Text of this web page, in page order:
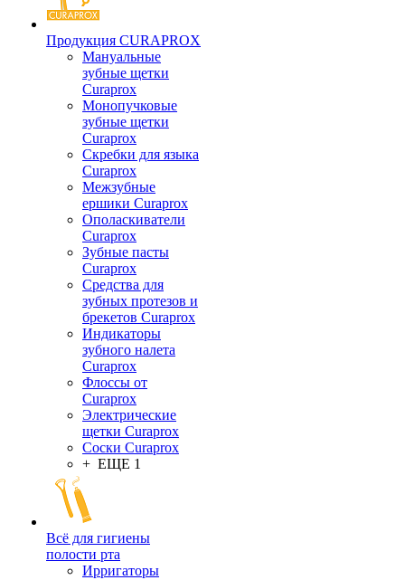
Продукция CURAPROX
Мануальные
зубные щетки
Curaprox
Монопучковые
зубные щетки
Curaprox
Скребки для языка
Curaprox
Межзубные
ершики Curaprox
Ополаскиватели
Curaprox
Зубные пасты
Curaprox
Средства для
зубных протезов и
брекетов Curaprox
Индикаторы
зубного налета
Curaprox
Флоссы от
Curaprox
Электрические
щетки Curaprox
Соски Curaprox
+ ЕЩЕ 1
Всё для гигиены
полости рта
Ирригаторы